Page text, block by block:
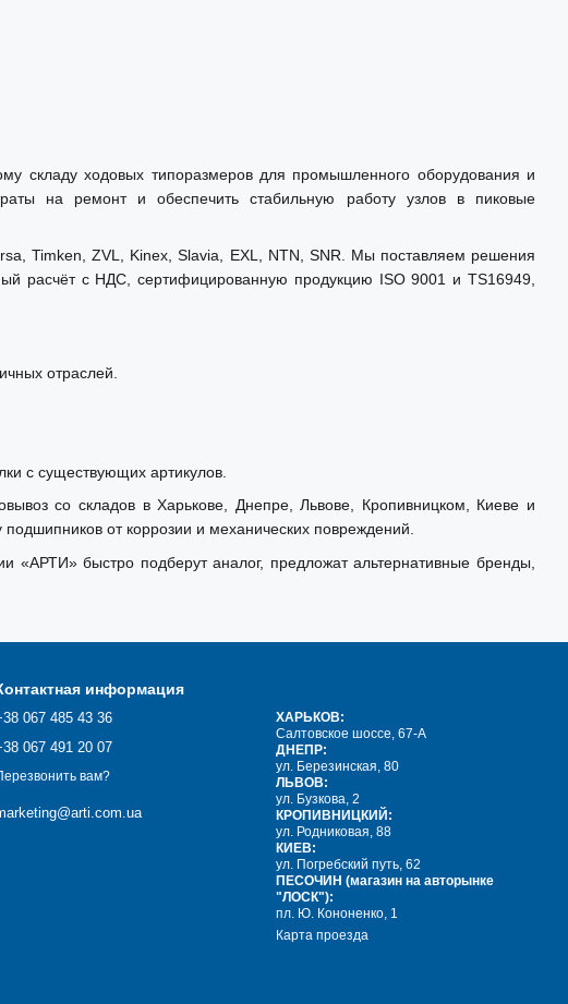
складу ходовых типоразмеров для промышленного оборудования и
на ремонт и обеспечить стабильную работу узлов в пиковые
Timken, ZVL, Kinex, Slavia, EXL, NTN, SNR. Мы поставляем решения
расчёт с НДС, сертифицированную продукцию ISO 9001 и TS16949,
отраслей.
с существующих артикулов.
со складов в Харькове, Днепре, Львове, Кропивницком, Киеве и
от коррозии и механических повреждений.
быстро подберут аналог, предложат альтернативные бренды,
информация
067 485 43 36
067 491 20 07
вам?
ХАРЬКОВ:
Салтовское шоссе, 67-А
ДНЕПР:
ул. Березинская, 80
ЛЬВОВ:
ул. Бузкова, 2
КРОПИВНИЦКИЙ:
ул. Родниковая, 88
КИЕВ:
ул. Погребский путь, 62
ПЕСОЧИН (магазин на авторынке
"ЛОСК"):
пл. Ю. Кононенко, 1
Карта проезда